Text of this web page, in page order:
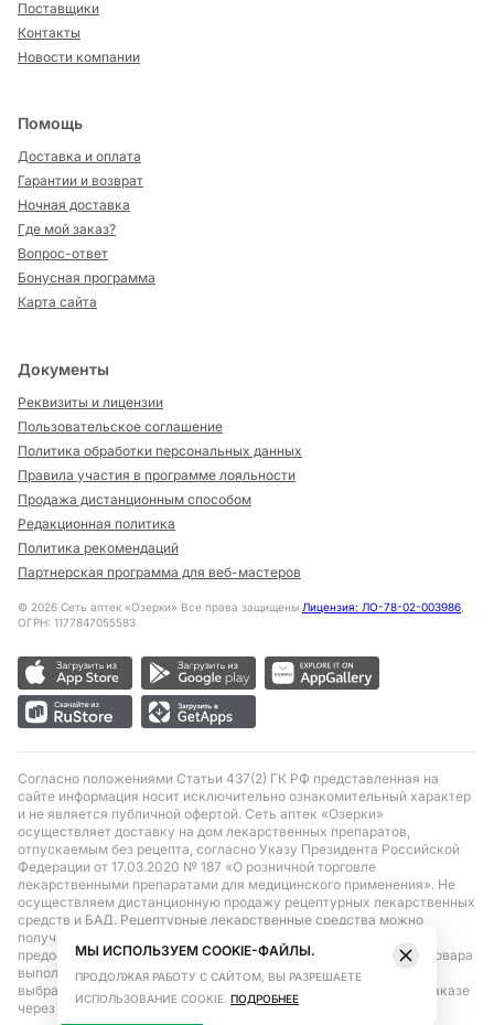
Поставщики
Контакты
Новости компании
Помощь
Доставка и оплата
Гарантии и возврат
Ночная доставка
Где мой заказ?
Вопрос-ответ
Бонусная программа
Карта сайта
Документы
Реквизиты и лицензии
Пользовательское соглашение
Политика обработки персональных данных
Правила участия в программе лояльности
Продажа дистанционным способом
Редакционная политика
Политика рекомендаций
Партнерская программа для веб-мастеров
© 2026 Сеть аптек «Озерки» Все права защищены Лицензия: ЛО-78-02-003986,
ОГРН: 1177847055583
Согласно положениями Статьи 437(2) ГК РФ представленная на
сайте информация носит исключительно ознакомительный характер
и не является публичной офертой. Сеть аптек «Озерки»
осуществляет доставку на дом лекарственных препаратов,
отпускаемым без рецепта, согласно Указу Президента Российской
Федерации от 17.03.2020 № 187 «О розничной торговле
лекарственными препаратами для медицинского применения». Не
осуществляем дистанционную продажу рецептурных лекарственных
средств и БАД. Рецептурные лекарственные средства можно
получить только при помощи самовывоза в аптеке при
предоставлении рецепта, выписанного врачом. Бронирование товара
выполняется при условиях последующего выкупа заказа в
выбранном аптечном пункте. Цена действительна только при заказе
через сайт.
МЫ ИСПОЛЬЗУЕМ COOKIE-ФАЙЛЫ.
ПРОДОЛЖАЯ РАБОТУ С САЙТОМ, ВЫ РАЗРЕШАЕТЕ
ИСПОЛЬЗОВАНИЕ COOKIE. ПОДРОБНЕЕ